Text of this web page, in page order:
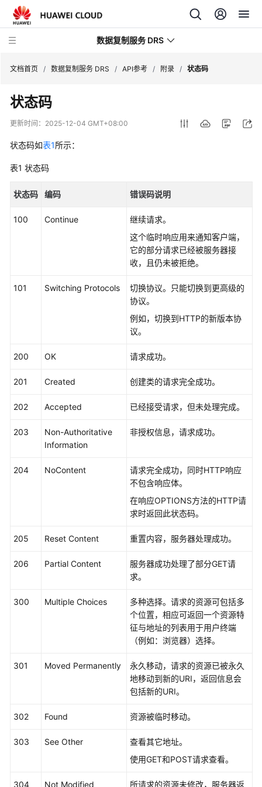
数据复制服务 DRS
最
新
态
产
介
户
南
最
践
皮
考
文档首页 / 数据复制服务 DRS / API参考 / 附录 / 状态码
状态码
更新时间： 2025-12-04 GMT+08:00
状态码如表1所示：
表1 状态码
状态码 编码 错误码说明
100 Continue
继续请求。
这个临时响应用来通知客户端，
它的部分请求已经被服务器接
收，且仍未被拒绝。
101 Switching Protocols
切换协议。只能切换到更高级的
协议。
例如，切换到HTTP的新版本协
议。
200 OK 请求成功。
201 Created 创建类的请求完全成功。
202 Accepted 已经接受请求，但未处理完成。
203
Non-Authoritative
Information
非授权信息，请求成功。
204 NoContent
请求完全成功，同时HTTP响应
不包含响应体。
在响应OPTIONS方法的HTTP请
求时返回此状态码。
205 Reset Content 重置内容，服务器处理成功。
206 Partial Content
服务器成功处理了部分GET请
求。
300 Multiple Choices
多种选择。请求的资源可包括多
个位置，相应可返回一个资源特
征与地址的列表用于用户终端
（例如：浏览器）选择。
301 Moved Permanently
永久移动，请求的资源已被永久
地移动到新的URI，返回信息会
包括新的URI。
302 Found 资源被临时移动。
303 See Other
查看其它地址。
使用GET和POST请求查看。
304 Not Modified 所请求的资源未修改，服务器返